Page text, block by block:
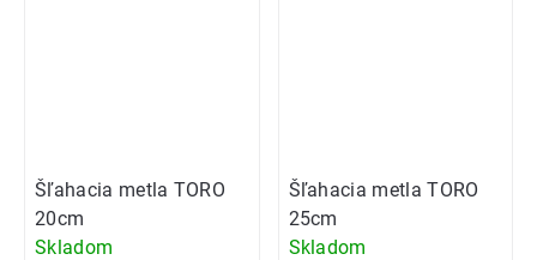
Šľahacia metla TORO
20cm
Skladom
Šľahacia metla TORO
25cm
Skladom